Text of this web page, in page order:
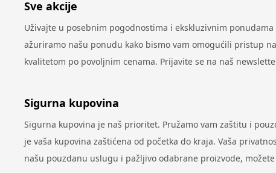
Sve akcije
Uživajte u posebnim pogodnostima i ekskluzivnim
ažuriramo našu ponudu kako bismo vam omogućili pristup
kvalitetom po povoljnim cenama. Prijavite se na naš
Sigurna kupovina
Sigurna kupovina je naš prioritet. Pružamo vam zaštitu i
je vaša kupovina zaštićena od početka do kraja. Vaša
našu pouzdanu uslugu i pažljivo odabrane proizvode,